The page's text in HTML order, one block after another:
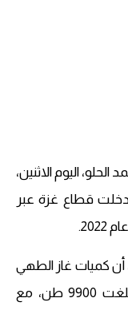
اليوم الاثنين،
دخلت قطاع غزة عبر
أن كميات غاز الطهي
الواردة إلى قطاع غزة منذ بداية العام بلغت 9900 طن، مع